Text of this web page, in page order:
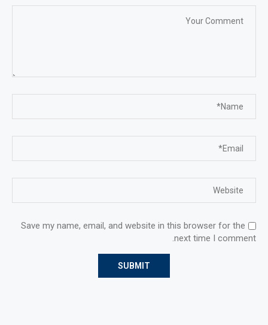
Save my name, email, and website in this browser for the
next time I comment.